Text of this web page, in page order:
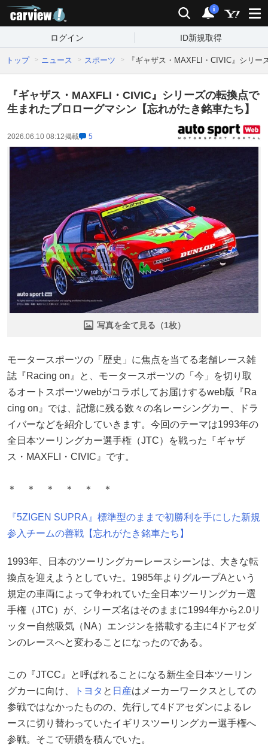
検索 通知
i
ログイン ID新規取得
トップ ニュース スポーツ 『ギャザス・MAXFLI・CIVIC』シリ
『ギャザス・MAXFLI・CIVIC』シリーズの転換点で
生まれたプロローグマシン【忘れがたき銘車たち】
2026.06.10 08:12掲載 5
写真を全て見る（1枚）
モータースポーツの「歴史」に焦点を当てる老舗レース雑
誌『Racing on』と、モータースポーツの「今」を切り取
るオートスポーツwebがコラボしてお届けするweb版『Ra
cing on』では、記憶に残る数々の名レーシングカー、ドラ
イバーなどを紹介していきます。今回のテーマは1993年の
全日本ツーリングカー選手権（JTC）を戦った『ギャザ
ス・MAXFLI・CIVIC』です。
＊ ＊ ＊ ＊ ＊ ＊
『5ZIGEN SUPRA』標準型のままで初勝利を手にした新規
参入チームの善戦【忘れがたき銘車たち】
1993年、日本のツーリングカーレースシーンは、大きな転
換点を迎えようとしていた。1985年よりグループAという
規定の車両によって争われていた全日本ツーリングカー選
手権（JTC）が、シリーズ名はそのままに1994年から2.0リ
ッター自然吸気（NA）エンジンを搭載する主に4ドアセダ
ンのレースへと変わることになったのである。
この『JTCC』と呼ばれることになる新生全日本ツーリン
グカーに向け、
トヨタ と 日産はメーカーワークスとしての
参戦ではなかったものの、先行して4ドアセダンによるレ
ースに切り替わっていたイギリスツーリングカー選手権へ
参戦。そこで研鑽を積んでいた。